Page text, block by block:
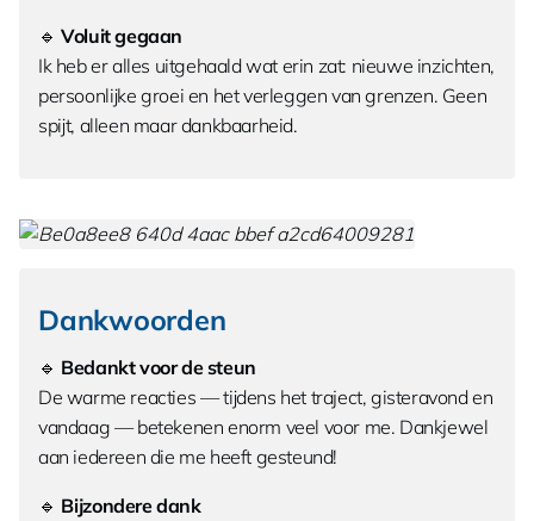
🔹Voluit gegaan
Ik heb er alles uitgehaald wat erin zat: nieuwe inzichten,
persoonlijke groei en het verleggen van grenzen. Geen
spijt, alleen maar dankbaarheid.
Dankwoorden
🔹 Bedankt voor de steun
De warme reacties — tijdens het traject, gisteravond en
vandaag — betekenen enorm veel voor me. Dankjewel
aan iedereen die me heeft gesteund!
🔹 Bijzondere dank